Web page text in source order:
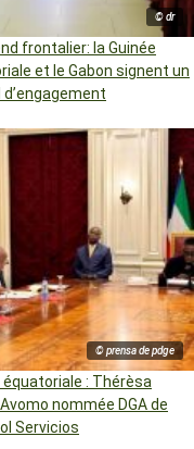
© dr
frontalier: la Guinée
et le Gabon signent un
© prensa de pdge
équatoriale : Thérèsa
nommée DGA de
Servicios